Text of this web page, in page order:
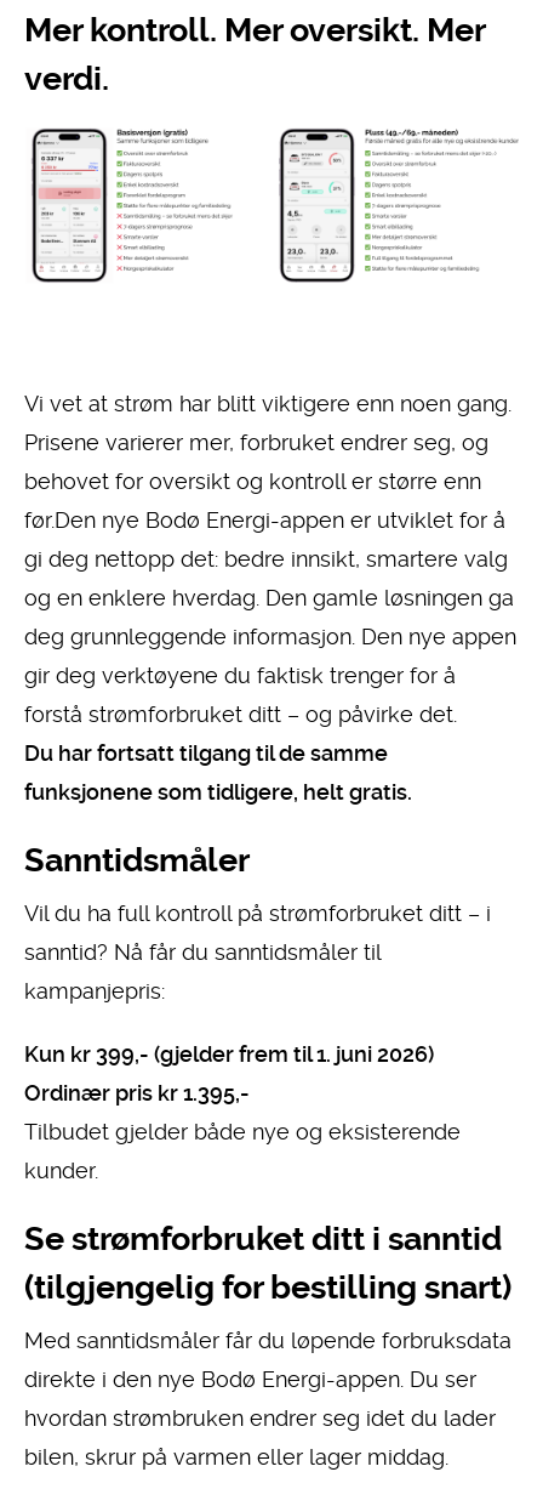
Mer kontroll. Mer oversikt. Mer
verdi.
Vi vet at strøm har blitt viktigere enn noen gang.
Prisene varierer mer, forbruket endrer seg, og
behovet for oversikt og kontroll er større enn
før.Den nye Bodø Energi-appen er utviklet for å
gi deg nettopp det: bedre innsikt, smartere valg
og en enklere hverdag. Den gamle løsningen ga
deg grunnleggende informasjon. Den nye appen
gir deg verktøyene du faktisk trenger for å
forstå strømforbruket ditt – og påvirke det.
Du har fortsatt tilgang til de samme
funksjonene som tidligere, helt gratis.
Sanntidsmåler
Vil du ha full kontroll på strømforbruket ditt – i
sanntid? Nå får du sanntidsmåler til
kampanjepris:
Kun kr 399,- (gjelder frem til 1. juni 2026)
Ordinær pris kr 1.395,-
Tilbudet gjelder både nye og eksisterende
kunder.
Se strømforbruket ditt i sanntid
(tilgjengelig for bestilling snart)
Med sanntidsmåler får du løpende forbruksdata
direkte i den nye Bodø Energi-appen. Du ser
hvordan strømbruken endrer seg idet du lader
bilen, skrur på varmen eller lager middag.